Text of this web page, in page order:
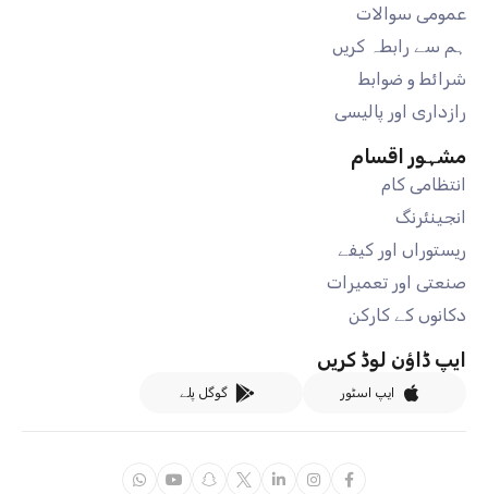
عمومی سوالات
ہم سے رابطہ کریں
شرائط و ضوابط
رازداری اور پالیسی
مشہور اقسام
انتظامی کام
انجینئرنگ
ریستوراں اور کیفے
صنعتی اور تعمیرات
دکانوں کے کارکن
ایپ ڈاؤن لوڈ کریں
ایپ اسٹور گوگل پلے